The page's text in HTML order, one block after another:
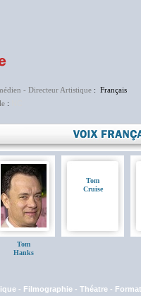
- Directeur Artistique : Français
:
Tom
Hanks
Tom
Cruise
- Filmographie- Théatre-